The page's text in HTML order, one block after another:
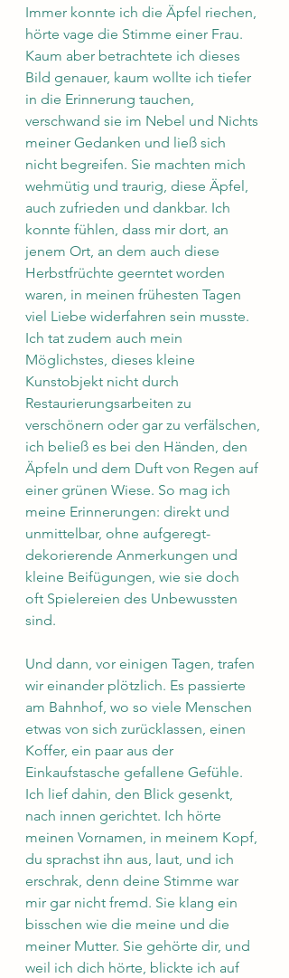
Immer konnte ich die Äpfel riechen,
hörte vage die Stimme einer Frau.
Kaum aber betrachtete ich dieses
Bild genauer, kaum wollte ich tiefer
in die Erinnerung tauchen,
verschwand sie im Nebel und Nichts
meiner Gedanken und ließ sich
nicht begreifen. Sie machten mich
wehmütig und traurig, diese Äpfel,
auch zufrieden und dankbar. Ich
konnte fühlen, dass mir dort, an
jenem Ort, an dem auch diese
Herbstfrüchte geerntet worden
waren, in meinen frühesten Tagen
viel Liebe widerfahren sein musste.
Ich tat zudem auch mein
Möglichstes, dieses kleine
Kunstobjekt nicht durch
Restaurierungsarbeiten zu
verschönern oder gar zu verfälschen,
ich beließ es bei den Händen, den
Äpfeln und dem Duft von Regen auf
einer grünen Wiese. So mag ich
meine Erinnerungen: direkt und
unmittelbar, ohne aufgeregt-
dekorierende Anmerkungen und
kleine Beifügungen, wie sie doch
oft Spielereien des Unbewussten
sind.
Und dann, vor einigen Tagen, trafen
wir einander plötzlich. Es passierte
am Bahnhof, wo so viele Menschen
etwas von sich zurücklassen, einen
Koffer, ein paar aus der
Einkaufstasche gefallene Gefühle.
Ich lief dahin, den Blick gesenkt,
nach innen gerichtet. Ich hörte
meinen Vornamen, in meinem Kopf,
du sprachst ihn aus, laut, und ich
erschrak, denn deine Stimme war
mir gar nicht fremd. Sie klang ein
bisschen wie die meine und die
meiner Mutter. Sie gehörte dir, und
weil ich dich hörte, blickte ich auf